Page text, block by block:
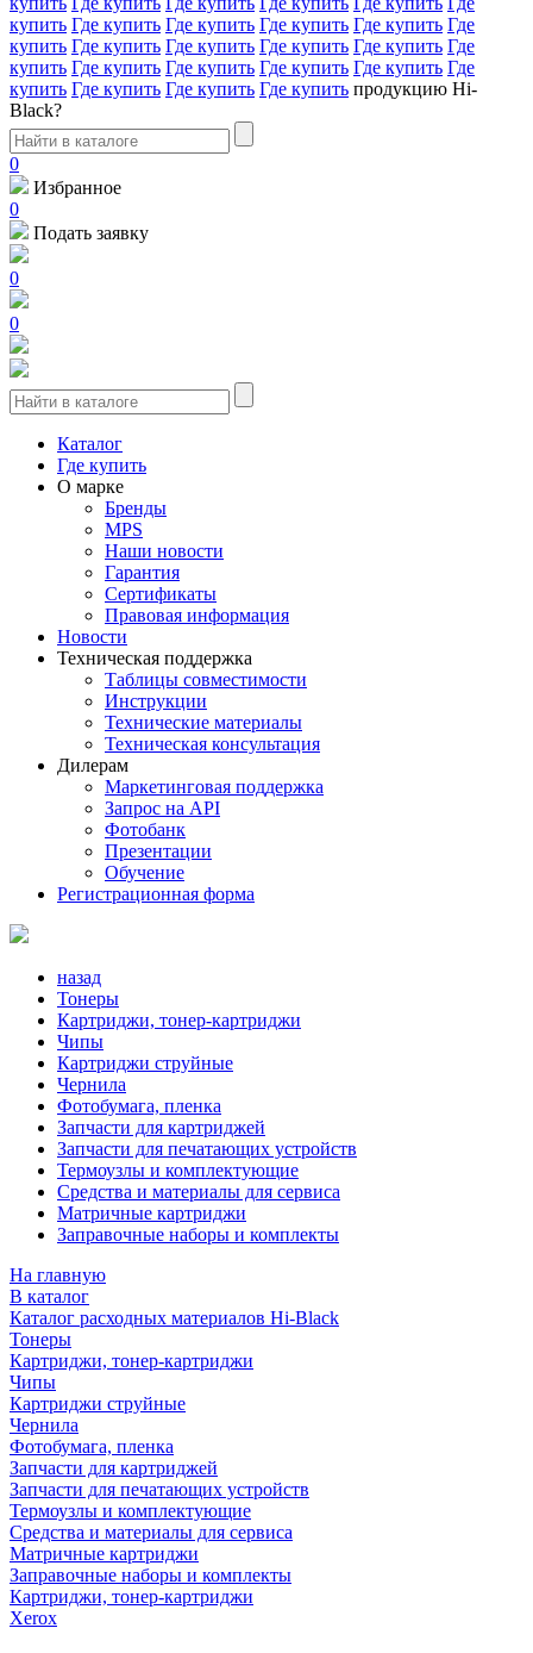
купить Где купить Где купить Где купить Где купить Где
купить Где купить Где купить Где купить Где купить Где
купить Где купить Где купить Где купить Где купить Где
купить Где купить Где купить Где купить продукцию Hi-
Black?
0
Избранное
0
Подать заявку
0
0
Каталог
Где купить
О марке
Бренды
MPS
Наши новости
Гарантия
Сертификаты
Правовая информация
Новости
Техническая поддержка
Таблицы совместимости
Инструкции
Технические материалы
Техническая консультация
Дилерам
Маркетинговая поддержка
Запрос на API
Фотобанк
Презентации
Обучение
Регистрационная форма
назад
Тонеры
Картриджи, тонер-картриджи
Чипы
Картриджи струйные
Чернила
Фотобумага, пленка
Запчасти для картриджей
Запчасти для печатающих устройств
Термоузлы и комплектующие
Средства и материалы для сервиса
Матричные картриджи
Заправочные наборы и комплекты
На главную
В каталог
Каталог расходных материалов Hi-Black
Тонеры
Картриджи, тонер-картриджи
Чипы
Картриджи струйные
Чернила
Фотобумага, пленка
Запчасти для картриджей
Запчасти для печатающих устройств
Термоузлы и комплектующие
Средства и материалы для сервиса
Матричные картриджи
Заправочные наборы и комплекты
Картриджи, тонер-картриджи
Xerox